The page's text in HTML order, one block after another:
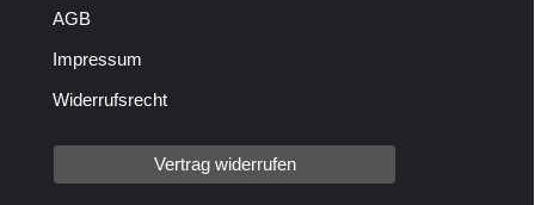
AGB
Impressum
Widerrufsrecht
Vertrag widerrufen